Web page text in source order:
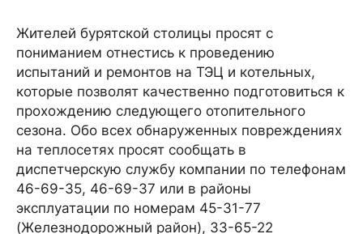
Жителей бурятской столицы просят с
пониманием отнестись к проведению
испытаний и ремонтов на ТЭЦ и котельных,
которые позволят качественно подготовиться к
прохождению следующего отопительного
сезона. Обо всех обнаруженных повреждениях
на теплосетях просят сообщать в
диспетчерскую службу компании по телефонам
46-69-35, 46-69-37 или в районы
эксплуатации по номерам 45-31-77
(Железнодорожный район), 33-65-22